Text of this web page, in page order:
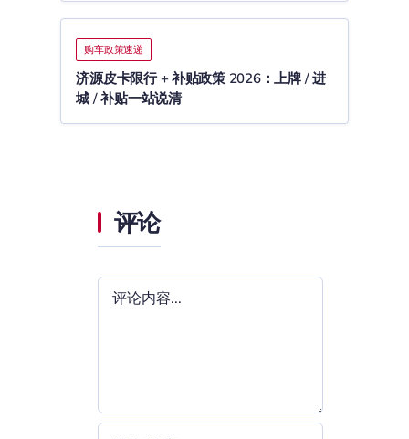
购车政策速递
济源皮卡限行 + 补贴政策 2026：上牌 / 进
城 / 补贴一站说清
评论